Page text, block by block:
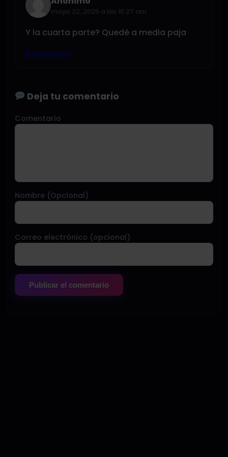
mayo 22, 2026 a las 10:27 am
Y la cuarta parte? Quedé a media paja
Responder
Deja tu comentario
Comentario
Nombre (Opcional)
Correo electrónico (opcional)